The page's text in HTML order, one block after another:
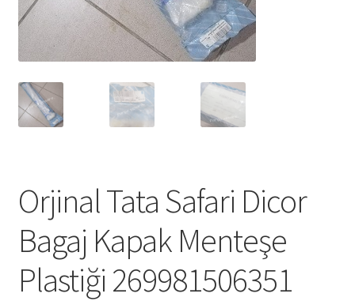
Orjinal Tata Safari Dicor
Bagaj Kapak Menteşe
Plastiği 269981506351